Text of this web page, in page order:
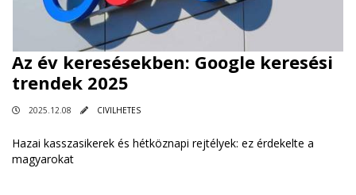
Az év keresésekben: Google keresési
trendek 2025
2025.12.08 CIVILHETES
Hazai kasszasikerek és hétköznapi rejtélyek: ez érdekelte a
magyarokat